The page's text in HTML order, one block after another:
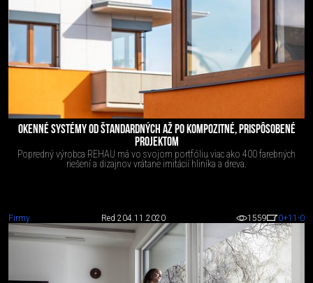
OKENNÉ SYSTÉMY OD ŠTANDARDNÝCH AŽ PO KOMPOZITNÉ, PRISPÔSOBENÉ
PROJEKTOM
Popredný výrobca REHAU má vo svojom portfóliu viac ako 400 farebných
riešení a dizajnov vrátane imitácií hliníka a dreva.
Firmy Red 204.11.2020 1559 0+11 -0